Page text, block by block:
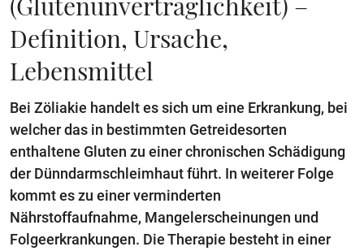
Definition, Ursache,
Lebensmittel
Bei Zöliakie handelt es sich um eine Erkrankung, bei
welcher das in bestimmten Getreidesorten
enthaltene Gluten zu einer chronischen Schädigung
der Dünndarmschleimhaut führt. In weiterer Folge
kommt es zu einer verminderten
Nährstoffaufnahme, Mangelerscheinungen und
Folgeerkrankungen. Die Therapie besteht in einer